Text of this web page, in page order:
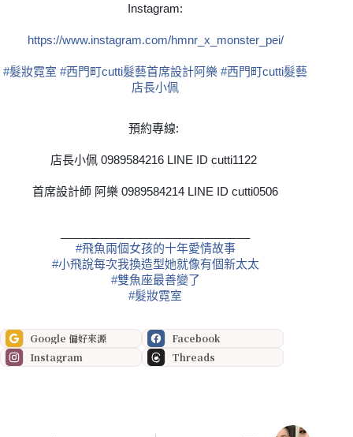
Instagram:
https://www.instagram.com/hmnr_x_monster_pei/
‪#‎髮妝霓室‬ ‪#‎西門町cutti髮藝首席設計阿樂‬ ‪#‎西門町cutti髮藝
店長小佩‬
預約專線:
店長小佩 0989584216 LINE ID cutti1122
首席設計師 阿樂 0989584214 LINE ID cutti0506
‪#‎飛魚兩個女孩的十年愛情故事‬
‪#‎小飛說每次我換造型她就像有個新太太‬
‪#‎雙魚座最善變了‬
‪#‎髮妝霓室‬
Google 偏好來源
Facebook
Instagram
Threads